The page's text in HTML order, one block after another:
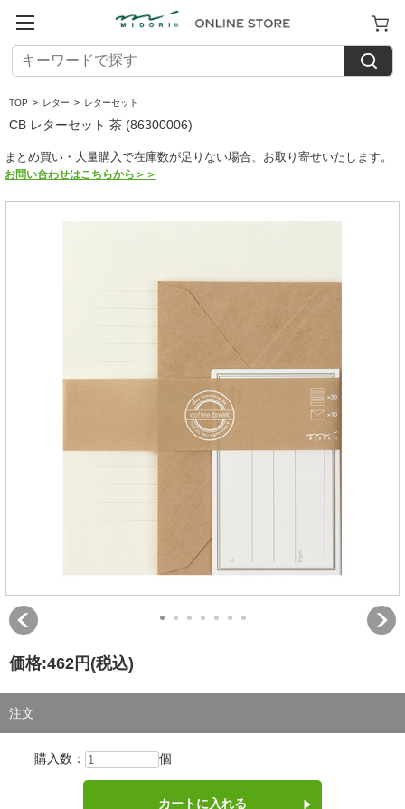
TOP > レター > レターセット
CB レターセット 茶 (86300006)
まとめ買い・大量購入で在庫数が足りない場合、お取り寄せいたします。
お問い合わせはこちらから＞＞
価格:462円 (税込)
注文
購入数： 個